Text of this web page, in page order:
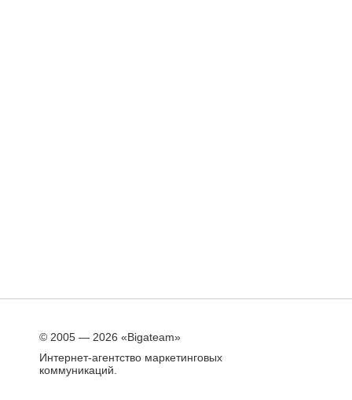
© 2005 — 2026 «Bigateam»
Интернет-агентство маркетинговых
коммуникаций.